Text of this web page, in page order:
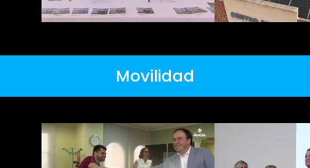
Movilidad